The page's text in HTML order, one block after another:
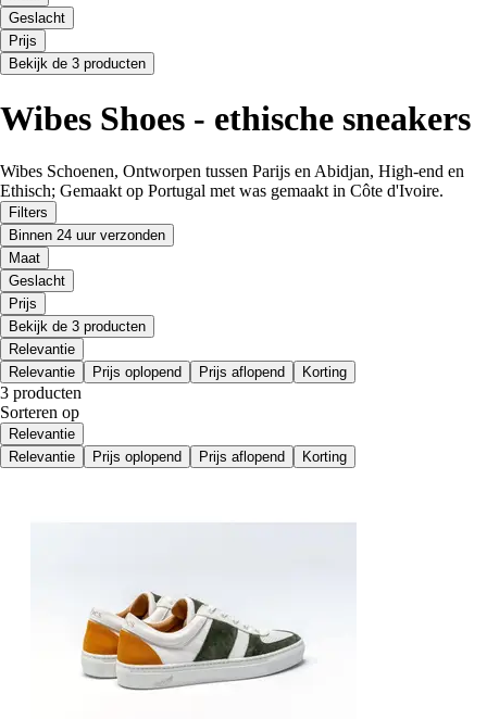
Geslacht
Prijs
Bekijk de 3 producten
Wibes Shoes - ethische sneakers
Wibes Schoenen, Ontworpen tussen Parijs en Abidjan, High-end en
Ethisch; Gemaakt op Portugal met was gemaakt in Côte d'Ivoire.
Filters
Binnen 24 uur verzonden
Maat
Geslacht
Prijs
Bekijk de 3 producten
Relevantie
Relevantie
Prijs oplopend Prijs aflopend Korting
3 producten
Sorteren op
Relevantie
Relevantie
Prijs oplopend Prijs aflopend Korting